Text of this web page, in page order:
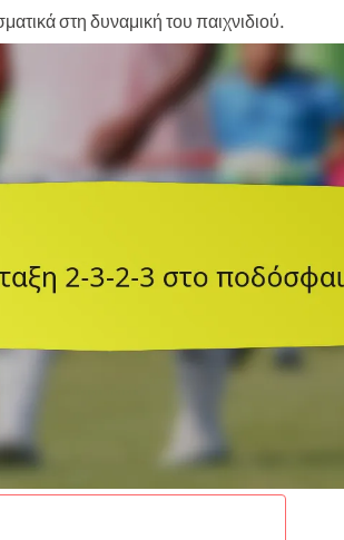
στη δυναμική του παιχνιδιού.